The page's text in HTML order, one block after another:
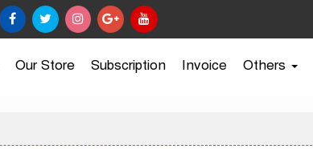
Our Store Subscription Invoice Others